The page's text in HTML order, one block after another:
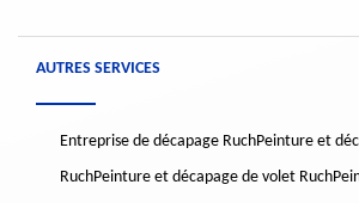
AUTRES SERVICES
Entreprise de décapage RuchPeinture et
RuchPeinture et décapage de volet Ruch